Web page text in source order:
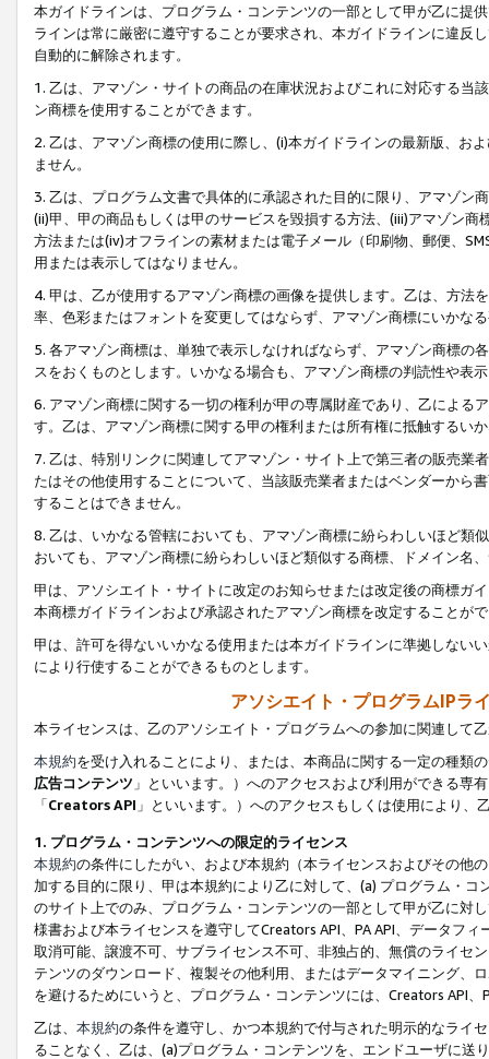
本ガイドラインは、プログラム・コンテンツの一部として甲が乙に提
ラインは常に厳密に遵守することが要求され、本ガイドラインに違反
自動的に解除されます。
1. 乙は、アマゾン・サイトの商品の在庫状況およびこれに対応する
ン商標を使用することができます。
2. 乙は、アマゾン商標の使用に際し、(i)本ガイドラインの最新版、お
ません。
3. 乙は、プログラム文書で具体的に承認された目的に限り、アマゾン
(ii)甲、甲の商品もしくは甲のサービスを毀損する方法、(iii)アマゾン
方法または(iv)オフラインの素材または電子メール（印刷物、郵便、
用または表示してはなりません。
4. 甲は、乙が使用するアマゾン商標の画像を提供します。乙は、方
率、色彩またはフォントを変更してはならず、アマゾン商標にいかな
5. 各アマゾン商標は、単独で表示しなければならず、アマゾン商標
スをおくものとします。いかなる場合も、アマゾン商標の判読性や表
6. アマゾン商標に関する一切の権利が甲の専属財産であり、乙による
す。乙は、アマゾン商標に関する甲の権利または所有権に抵触するい
7. 乙は、特別リンクに関連してアマゾン・サイト上で第三者の販売
たはその他使用することについて、当該販売業者またはベンダーから
することはできません。
8. 乙は、いかなる管轄においても、アマゾン商標に紛らわしいほど類
おいても、アマゾン商標に紛らわしいほど類似する商標、ドメイン名
甲は、アソシエイト・サイトに改定のお知らせまたは改定後の商標ガ
本商標ガイドラインおよび承認されたアマゾン商標を改定することが
甲は、許可を得ないいかなる使用または本ガイドラインに準拠しない
により行使することができるものとします。
アソシエイト・プログラムIPラ
本ライセンスは、乙のアソシエイト・プログラムへの参加に関連して
本規約を受け入れることにより、または、本商品に関する一定の種類
広告コンテンツ 」といいます。）へのアクセスおよび利用ができる専
「Creators API 」といいます。）へのアクセスもしくは使用により
1. プログラム・コンテンツへの限定的ライセンス
本規約の条件にしたがい、および本規約（本ライセンスおよびその他
加する目的に限り、甲は本規約により乙に対して、(a) プログラム・
のサイト上でのみ、プログラム・コンテンツの一部として甲が乙に対
様書および本ライセンスを遵守してCreators API、PA API、データフ
取消可能、譲渡不可、サブライセンス不可、非独占的、無償のライセ
テンツのダウンロード、複製その他利用、またはデータマイニング、
を避けるためにいうと、プログラム・コンテンツには、Creators API
乙は、 本規約の条件を遵守し、かつ本規約で付与された明示的なライ
ることなく、乙は、(a)プログラム・コンテンツを、エンドユーザに